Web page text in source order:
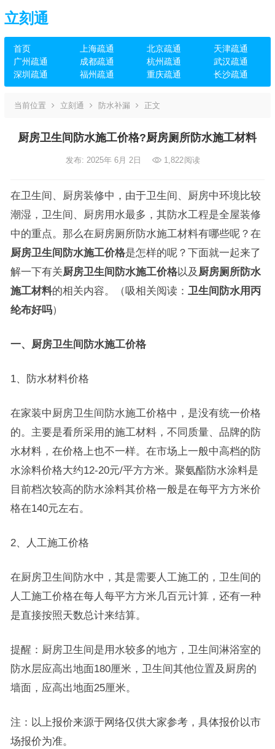
立刻通
首页 上海疏通 北京疏通
天津疏通
广州疏通
成都疏通 杭州疏通
武汉疏通
深圳疏通
福州疏通 重庆疏通 长沙疏通
当前位置 立刻通 防水补漏 正文
厨房卫生间防水施工价格?厨房厕所防水施工材料
发布: 2025年 6月 2日 1,822阅读
在卫生间、厨房装修中，由于卫生间、厨房中环境比较
潮湿，卫生间、厨房用水最多，其防水工程是全屋装修
中的重点。那么在厨房厕所防水施工材料有哪些呢？在
厨房卫生间防水施工价格是怎样的呢？下面就一起来了
解一下有关厨房卫生间防水施工价格以及 厨房厕所防水
施工材料的相关内容。（吸相关阅读： 卫生间防水用丙
纶布好吗）
一、厨房卫生间防水施工价格
1、防水材料价格
在家装中厨房卫生间防水施工价格中，是没有统一价格
的。主要是看所采用的施工材料，不同质量、品牌的防
水材料，在价格上也不一样。在市场上一般中高档的防
水涂料价格大约12-20元/平方方米。聚氨酯防水涂料是
目前档次较高的防水涂料其价格一般是在每平方方米价
格在140元左右。
2、人工施工价格
在厨房卫生间防水中，其是需要人工施工的，卫生间的
人工施工价格在每人每平方方米几百元计算，还有一种
是直接按照天数总计来结算。
提醒：厨房卫生间是用水较多的地方，卫生间淋浴室的
防水层应高出地面180厘米，卫生间其他位置及厨房的
墙面，应高出地面25厘米。
注：以上报价来源于网络仅供大家参考，具体报价以市
场报价为准。